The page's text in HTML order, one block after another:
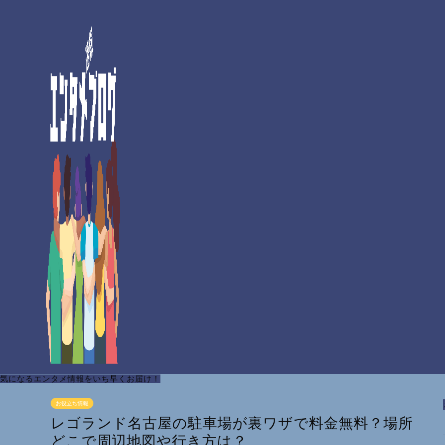
気になるエンタメ情報をいち早くお届け！
お役立ち情報
レゴランド名古屋の駐車場が裏ワザで料金無料？場所
どこで周辺地図や行き方は？